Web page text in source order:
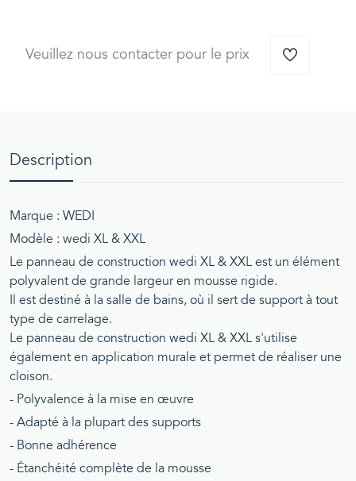
Veuillez nous contacter pour le prix
Description
Marque : WEDI
Modèle : wedi XL & XXL
Le panneau de construction wedi XL & XXL est un élément
polyvalent de grande largeur en mousse rigide.
Il est destiné à la salle de bains, où il sert de support à tout
type de carrelage.
Le panneau de construction wedi XL & XXL s'utilise
également en application murale et permet de réaliser une
cloison.
- Polyvalence à la mise en œuvre
- Adapté à la plupart des supports
- Bonne adhérence
- Étanchéité complète de la mousse